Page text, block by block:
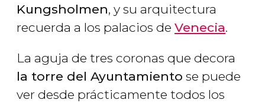
Kungsholmen, y su arquitectura
recuerda a los palacios de Venecia.
La aguja de tres coronas que decora
la torre del Ayuntamiento se puede
ver desde prácticamente todos los